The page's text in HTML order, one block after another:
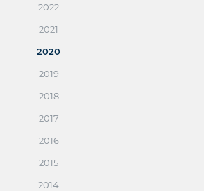
2022
2021
2020
2019
2018
2017
2016
2015
2014